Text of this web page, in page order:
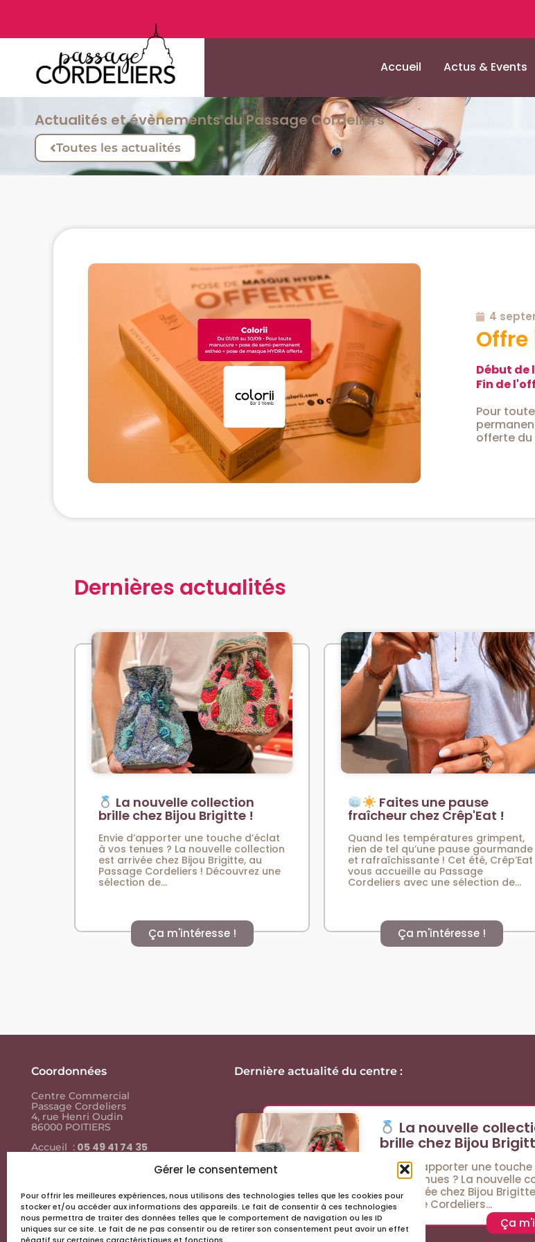
Gérer le consentement
Pour offrir les meilleures expériences, nous utilisons des technologies telles que les cookies pour
stocker et/ou accéder aux informations des appareils. Le fait de consentir à ces technologies
nous permettra de traiter des données telles que le comportement de navigation ou les ID
uniques sur ce site. Le fait de ne pas consentir ou de retirer son consentement peut avoir un effet
Accueil Actus & Events
Actualités et évènements du Passage Cordeliers
Toutes les actualités
4
Offre
Début de
Fin de
Pour
offerte du
Dernières actualités
La nouvelle collection
brille chez Bijou Brigitte !
Envie d’apporter une touche d’éclat
à vos tenues ? La nouvelle collection
est arrivée chez Bijou Brigitte, au
Passage Cordeliers ! Découvrez une
sélection de...
Ça m'intéresse !
Faites une pause
fraîcheur chez Crêp'Eat !
Quand les températures grimpent,
rien de tel qu’une pause gourmande
et rafraîchissante ! Cet été, Crêp’Eat
vous accueille au Passage
Cordeliers avec une sélection de...
Ça m'intéresse !
Coordonnées
Centre Commercial
Passage Cordeliers
4, rue Henri Oudin
86000 POITIERS
Accueil : 05 49 41 74 35
Liens utiles
Actus & events
Dernière actualité du centre :
La nouvelle
brille chez Bijou
Envie d’apporter une
à vos tenues ? La nouvelle
est arrivée chez Bijou
Passage Cordeliers...
Ça